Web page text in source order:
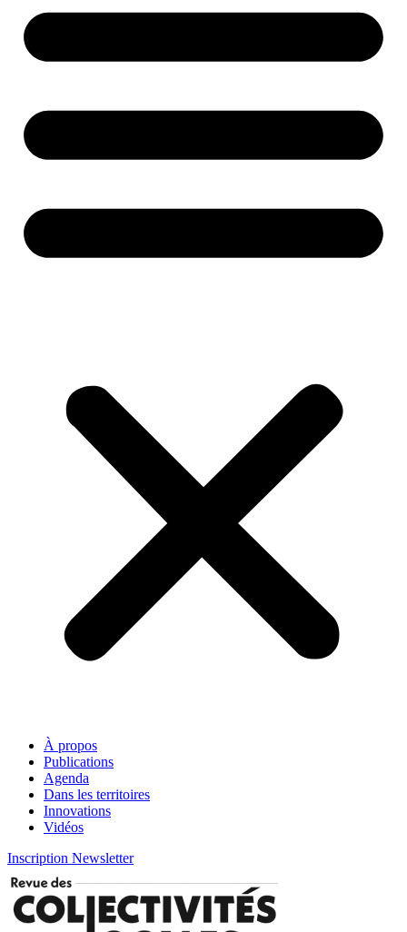
À propos
Publications
Agenda
Dans les territoires
Innovations
Vidéos
Inscription Newsletter